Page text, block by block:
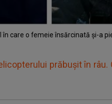
care o femeie însărcinată și-a
prăbușit în râu.